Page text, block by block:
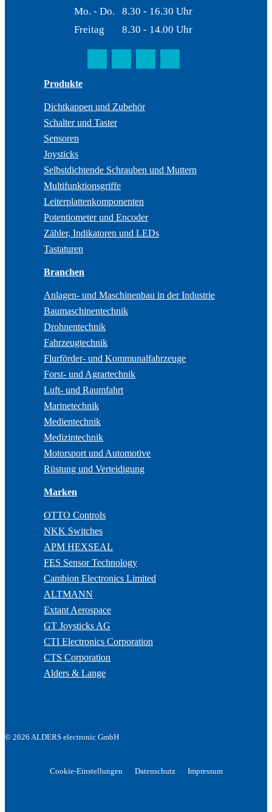
Mo. - Do.
8.30 - 16.30 Uhr
Freitag
8.30 - 14.00 Uhr
Produkte
Dichtkappen und Zubehör
Schalter und Taster
Sensoren
Joysticks
Selbstdichtende Schrauben und Muttern
Multifunktionsgriffe
Leiterplattenkomponenten
Potentiometer und Encoder
Zähler, Indikatoren und LEDs
Tastaturen
Branchen
Anlagen- und Maschinenbau in der Industrie
Baumaschinentechnik
Drohnentechnik
Fahrzeugtechnik
Flurförder- und Kommunalfahrzeuge
Forst- und Agrartechnik
Luft- und Raumfahrt
Marinetechnik
Medientechnik
Medizintechnik
Motorsport und Automotive
Rüstung und Verteidigung
Marken
OTTO Controls
NKK Switches
APM HEXSEAL
FES Sensor Technology
Cambion Electronics Limited
ALTMANN
Extant Aerospace
GT Joysticks AG
CTI Electronics Corporation
CTS Corporation
Alders & Lange
© 2026 ALDERS electronic GmbH
Cookie-Einstellungen Datenschutz Impressum